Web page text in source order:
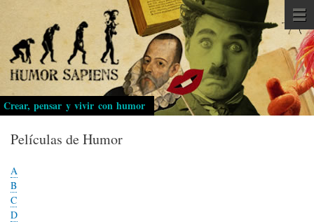
Pasar
al
contenido
principal
Crear, pensar y vivir con humor
Películas de Humor
A
B
C
D